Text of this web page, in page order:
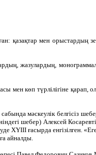
мен орыстардың
жазулардың,
мен көп түрлілігіне қарап,
мәскеулік белгісіз
шебер) Алексей
ғасырда енгізілген.
айналды.